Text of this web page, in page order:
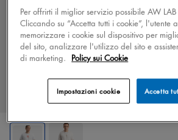
Per offrirti il miglior servizio possibile AW
Cliccando su “Accetta tutti i cookie”, l'utente
memorizzare i cookie sul dispositivo per
del sito, analizzare l'utilizzo del sito e
di marketing. Policy sui Cookie
Accetta
Impostazioni cookie